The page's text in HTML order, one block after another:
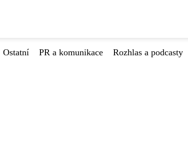
Ostatní PR a komunikace Rozhlas a podcasty